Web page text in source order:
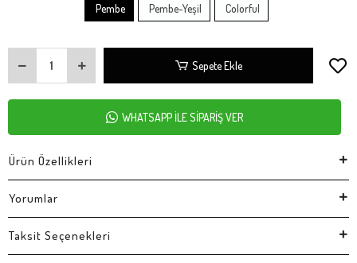
Pembe Pembe-Yeşil Colorful
Sepete Ekle
WHATSAPP İLE SİPARİŞ VER
Ürün Özellikleri
Yorumlar
Taksit Seçenekleri